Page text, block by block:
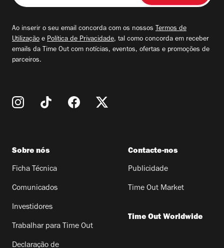
seu
Ao inserir o seu email concorda com os nossos Termos de
Utilização e Política de Privacidade, tal como concorda em receber
emails da Time Out com notícias, eventos, ofertas e promoções de
parceiros.
Sobre nós
Ficha Técnica
Comunicados
Investidores
Trabalhar para Time Out
Declaração de
Contacte-nos
Publicidade
Time Out Market
Time Out Worldwide